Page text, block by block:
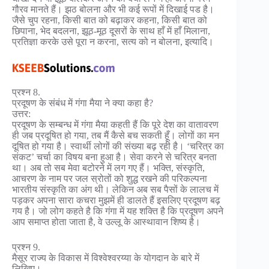
गौरव मानते हैं। झठ बोलना और भी कई रूपों में दिखाई पड है।
जैसे चुप रहना, किसी बात को बढ़ाकर कहना, किसी बात को
छिपाना, भेद बदलना, झूठ-मूठ दूसरों के साथ हाँ में हाँ मिलाना,
प्रतिज्ञा करके उसे पूरा न करना, सत्य को न बोलना, इत्यादि।
प्रश्न 8.
प्रदूषण के संबंध में गंगा मैया ने क्या कहा है?
उत्तर:
प्रदूषण के सम्बन्ध में गंगा मैया कहती हैं कि पूरे देश का वातावरण
ही जब प्रदूषित हो गया, तब मैं कैसे बच सकती हूँ। लोगों का मन
दूषित हो गया है। स्वार्थी लोगों की संख्या बढ़ रही है। ‘चरित्र का
संकट’ चर्चा का विषय बना हुआ है। सेवा करने से चरित्र बनता
था। अब तो सब मेवा बटोरने में लग गए हैं। भक्ति, संस्कृति,
आचरण के नाम पर जल स्रोतों को शुद्ध रखने की परिकल्पना
भारतीय संस्कृति का अंग थी। लेकिन अब सब पैसों के लालच में
पड़कर अपना सारा कचरा मुझमें ही डालते हैं इसलिए प्रदूषण बढ़
गय है। जो लोग कहते है कि गंगा में यह शक्ति है कि प्रदूषण अपने
आप समाप्त होता जाता है, वे उल्लू के आस्थावान शिष्य है।
प्रश्न 9.
मैसूर राज्य के विकास में विश्वेश्वरय्या के योगदान के बारे में